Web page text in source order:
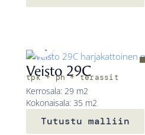
Veisto 29C
tpk + ph + terassit
Kerrosala: 29 m2
Kokonaisala: 35 m2
Tutustu malliin